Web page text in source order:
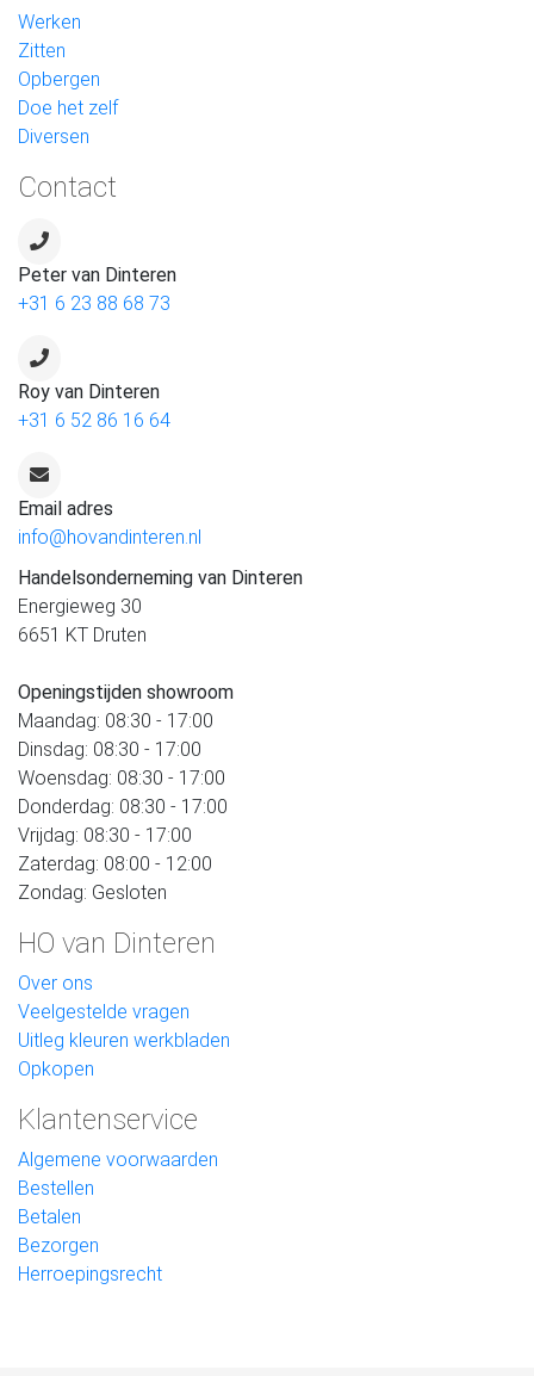
Werken
Zitten
Opbergen
Doe het zelf
Diversen
Contact
Peter van Dinteren
+31 6 23 88 68 73
Roy van Dinteren
+31 6 52 86 16 64
Email adres
info@hovandinteren.nl
Handelsonderneming van Dinteren
Energieweg 30
6651 KT Druten
Openingstijden showroom
Maandag: 08:30 - 17:00
Dinsdag: 08:30 - 17:00
Woensdag: 08:30 - 17:00
Donderdag: 08:30 - 17:00
Vrijdag: 08:30 - 17:00
Zaterdag: 08:00 - 12:00
Zondag: Gesloten
HO van Dinteren
Over ons
Veelgestelde vragen
Uitleg kleuren werkbladen
Opkopen
Klantenservice
Algemene voorwaarden
Bestellen
Betalen
Bezorgen
Herroepingsrecht